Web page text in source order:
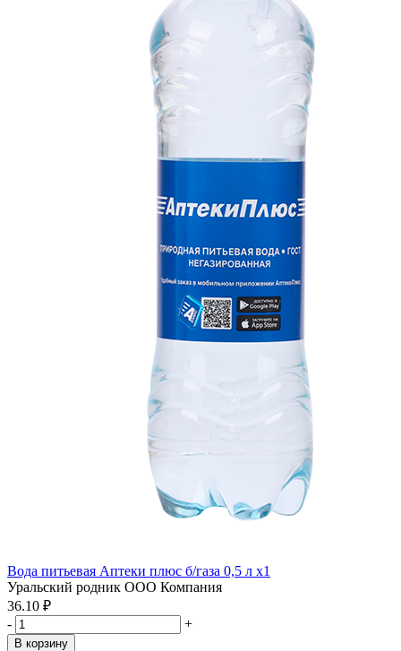
Вода питьевая Аптеки плюс б/газа 0,5 л x1
Уральский родник ООО Компания
36.10 ₽
-
+
В корзину